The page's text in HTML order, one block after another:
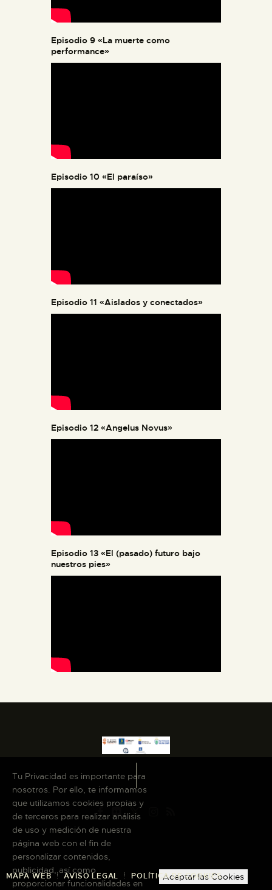
Episodio 9 «La muerte como
performance»
Episodio 10 «El paraíso»
Episodio 11 «Aislados y conectados»
Episodio 12 «Angelus Novus»
Episodio 13 «El (pasado) futuro bajo
nuestros pies»
MAPA WEB AVISO LEGAL POLÍTICA DE COOKIES
Tu Privacidad es importante para
nosotros. Por ello, te informamos
que utilizamos cookies propias y
de terceros para realizar análisis
de uso y medición de nuestra
página web con el fin de
personalizar contenidos,
publicidad, así como
proporcionar funcionalidades en
Aceptar las Cookies